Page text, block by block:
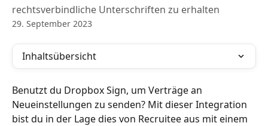
rechtsverbindliche Unterschriften zu erhalten
29. September 2023
Inhaltsübersicht
Benutzt du Dropbox Sign, um Verträge an
Neueinstellungen zu senden? Mit dieser Integration
bist du in der Lage dies von Recruitee aus mit einem